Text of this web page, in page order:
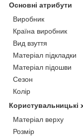
Основні атрибути
Виробник
Країна виробник
Вид взуття
Матеріал підкладки
Матеріал підошви
Сезон
Колір
Користувальницькі
Матеріал верху
Розмір